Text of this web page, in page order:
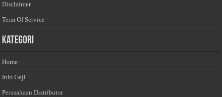
Disclaimer
Term Of Service
Kategori
Home
Info Gaji
Perusahaan Distributor